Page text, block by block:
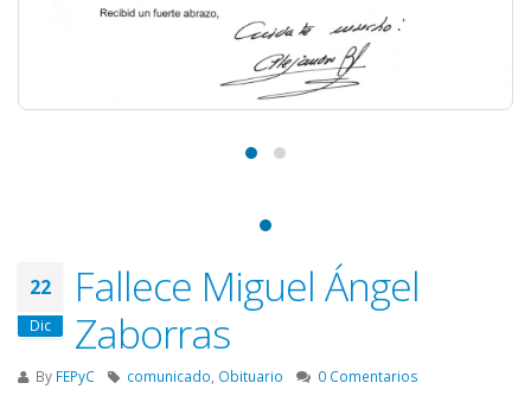
22
Dic
Fallece Miguel Ángel
Zaborras
By FEPyC comunicado, Obituario 0 Comentarios